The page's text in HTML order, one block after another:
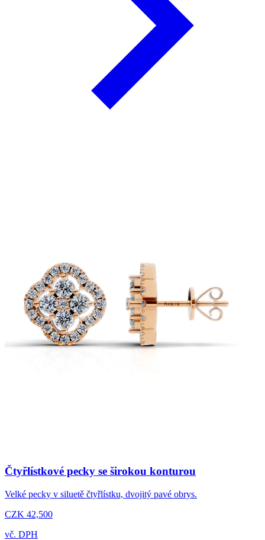
Čtyřlístkové pecky se širokou konturou
Velké pecky v siluetě čtyřlístku, dvojitý pavé obrys.
CZK 42,500
vč. DPH